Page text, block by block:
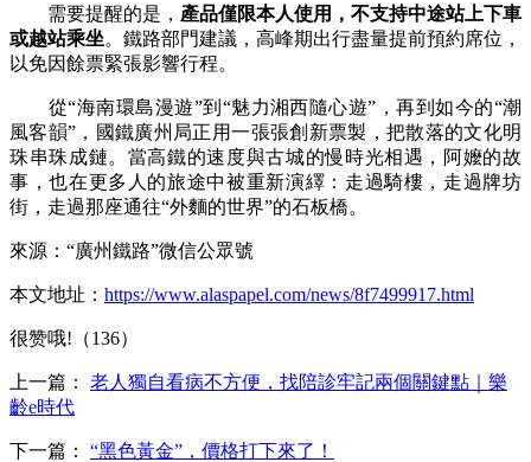
需要提醒的是， 產品僅限本人使用，不支持中途站上下車
或越站乘坐。鐵路部門建議，高峰期出行盡量提前預約席位，
以免因餘票緊張影響行程。
從“海南環島漫遊”到“魅力湘西隨心遊”，再到如今的“潮
風客韻”，國鐵廣州局正用一張張創新票製，把散落的文化明
珠串珠成鏈。當高鐵的速度與古城的慢時光相遇，阿嬤的故
事，也在更多人的旅途中被重新演繹：走過騎樓，走過牌坊
街，走過那座通往“外麵的世界”的石板橋。
來源：“廣州鐵路”微信公眾號
本文地址： https://www.alaspapel.com/news/8f7499917.html
很赞哦!（136）
上一篇： 老人獨自看病不方便，找陪診牢記兩個關鍵點｜樂
齡e時代
下一篇： “黑色黃金”，價格打下來了！